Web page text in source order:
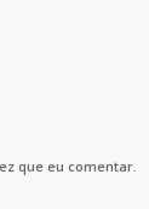
que eu comentar.